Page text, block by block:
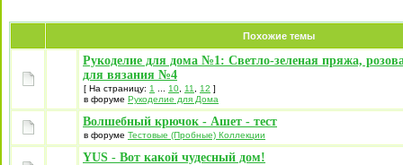
Похожие темы
Рукоделие для дома №1: Светло-зеленая пряжа,
для вязания №4
[ На страницу: 1 10 11 12 ]
в форуме Рукоделие для Дома
Волшебный крючок - Ашет - тест
в форуме Тестовые (Пробные) Коллекции
YUS - Вот какой чудесный дом!